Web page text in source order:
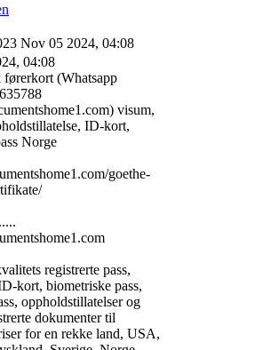
Nov 05 2024, 04:08
04:08
(Whatsapp
visum,
ID-kort,
Norge
goethe-
registrerte pass,
kort, biometriske pass,
oppholdstillatelser og
dokumenter til
for en rekke land, USA,